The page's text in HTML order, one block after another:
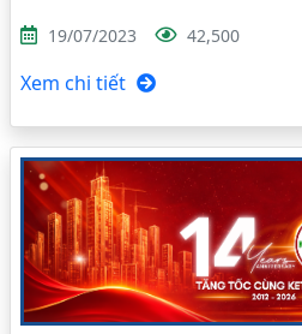
19/07/2023 42,500
Xem chi tiết